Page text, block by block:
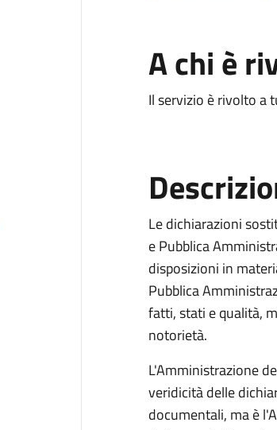
A chi è
Il servizio è rivolto a
Le dichiarazioni
e Pubblica
disposizioni in
Pubblica
fatti, stati e qualità,
notorietà.
L'Amministrazione
veridicità delle
documentali, ma è